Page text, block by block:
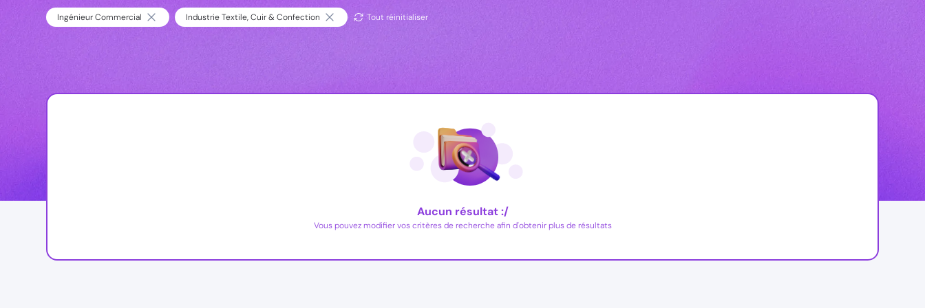
Ingénieur Commercial Industrie Textile, Cuir & Confection Tout réinitialiser
Aucun résultat :/
Vous pouvez modifier vos critères de recherche afin d'obtenir plus de résultats